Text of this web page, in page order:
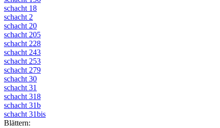
schacht 18
schacht 2
schacht 20
schacht 205
schacht 228
schacht 243
schacht 253
schacht 279
schacht 30
schacht 31
schacht 318
schacht 31b
schacht 31bis
Blättern: